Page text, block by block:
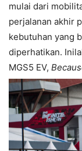
mulai dari
perjalanan akhir
kebutuhan yang
diperhatikan.
MGS5 EV,